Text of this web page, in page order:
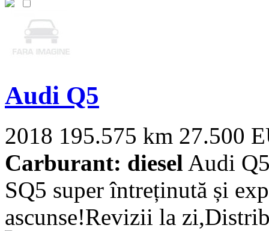
Audi Q5
2018 195.575 km 27.500
Carburant: diesel Audi
SQ5 super întreținută și
ascunse!Revizii la